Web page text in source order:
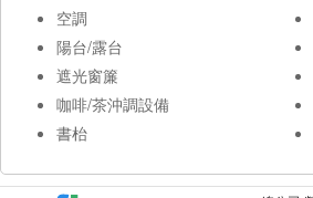
空調
陽台/露台
遮光窗簾
咖啡/茶沖調設備
書枱